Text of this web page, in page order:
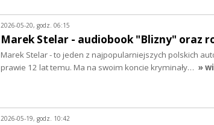
2026-05-20, godz. 06:15
Marek Stelar - audiobook "Blizny" oraz
Marek Stelar - to jeden z najpopularniejszych polskich
prawie 12 lat temu. Ma na swoim koncie kryminały… »
2026-05-19, godz. 10:42